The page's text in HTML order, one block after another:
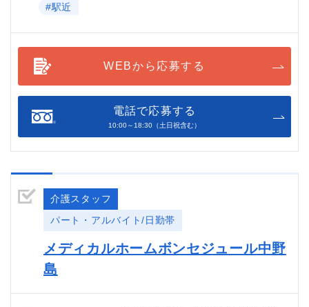
#駅近
WEBから応募する
電話で応募する
10:00～18:30（土日祝含む）
介護スタッフ
パート・アルバイト/日勤帯
メディカルホームボンセジュール中野
島